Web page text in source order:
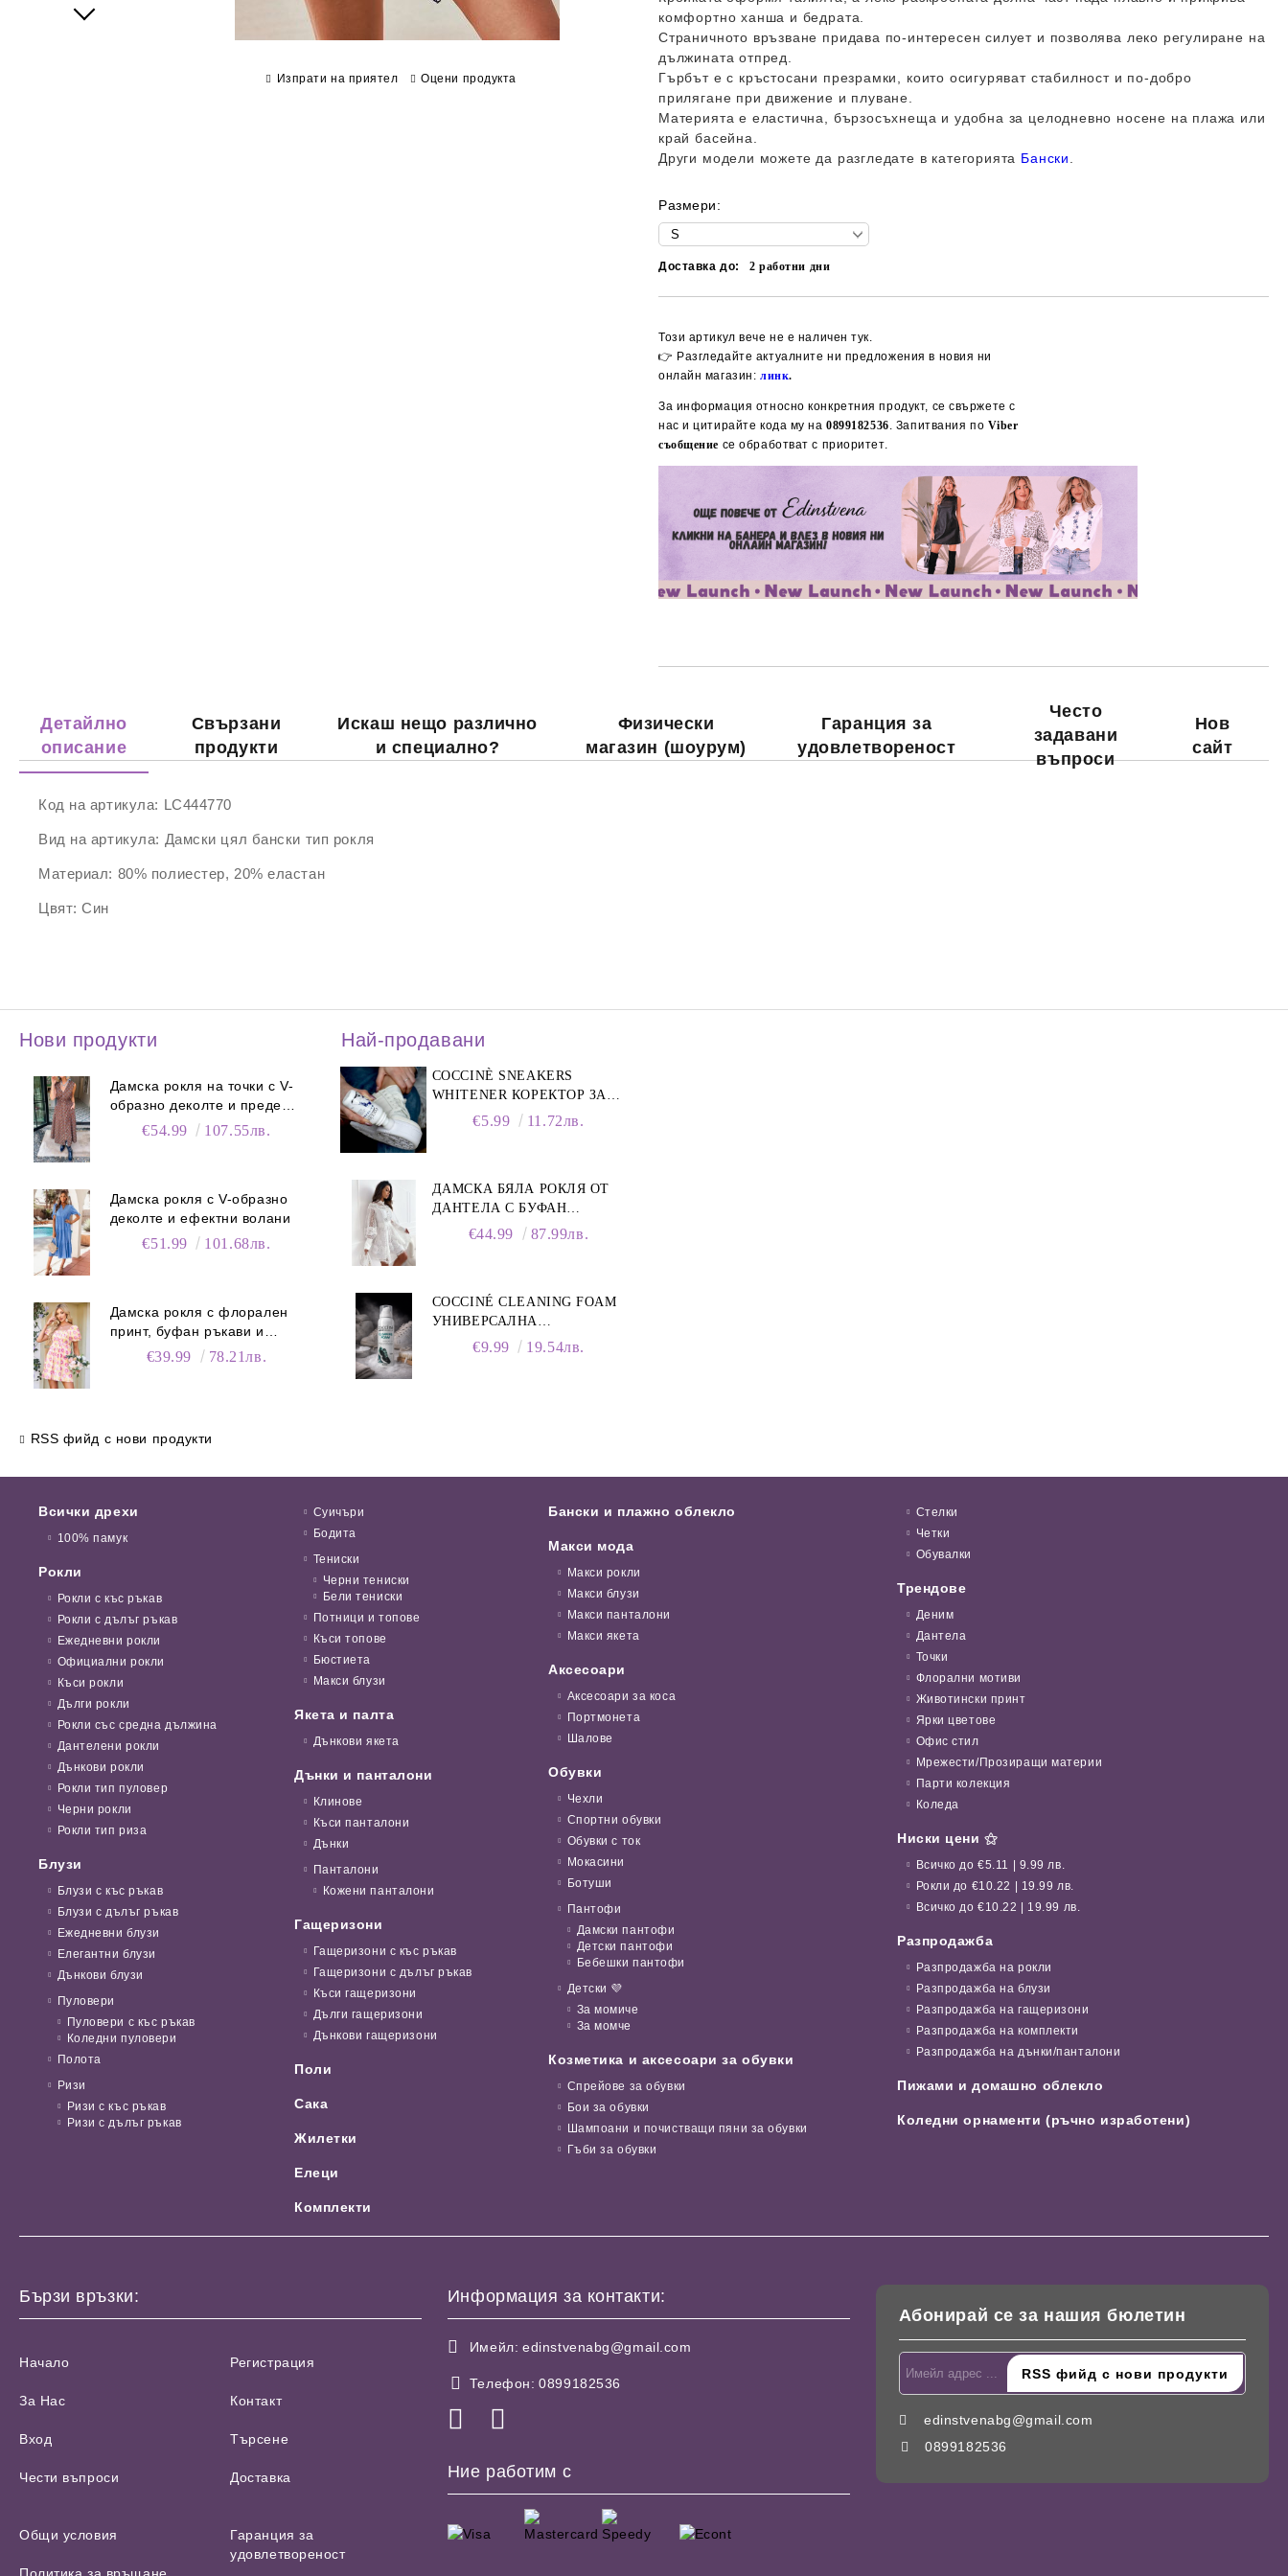
комфортно ханша и бедрата.
Страничното връзване придава по-интересен силует и позволява леко регулиране на
дължината отпред.
Гърбът е с кръстосани презрамки, които осигуряват стабилност и по-добро
прилягане при движение и плуване.
Материята е еластична, бързосъхнеща и удобна за целодневно носене на плажа или
край басейна.
Други модели можете да разгледате в категорията Бански .
Размери:
Доставка до: 2работни дни
Този артикул вече не е наличен тук.
👉 Разгледайте актуалните ни предложения в новия ни
онлайн магазин: линк.
За информация относно конкретния продукт, се свържете с
нас и цитирайте кода му на0899182536. Запитвания по Viber
съобщение се обработват с приоритет.
Изпрати на приятел Оцени продукта
Детайлно
описание
Свързани
продукти
Искаш нещо различно
и специално?
Физически
магазин (шоурум)
Гаранция за
удовлетвореност
Често
задавани
въпроси
Нов
сайт
Код на артикула: LC444770
Вид на артикула: Дамски цял бански тип рокля
Материал: 80% полиестер, 20% еластан
Цвят: Син
Нови продукти
Дамска рокля на точки с V-
образно деколте и преден
€54.99 107.55лв.
Дамска рокля с V-образно
деколте и ефектни волани
€51.99 101.68лв.
Дамска рокля с флорален
принт, буфан ръкави и
джобове€39.99 78.21лв.
RSS фийд с нови продукти
Най-продавани
COCCINÈ SNEAKERS
WHITENER КОРЕКТОР ЗА
БЕЛИ МАРАТОНКИ, 75 ML
€5.99 11.72лв.
ДАМСКА БЯЛА РОКЛЯ ОТ
ДАНТЕЛА С БУФАН
РЪКАВИ И ЯКА
€44.99 87.99лв.
COCCINÉ CLEANING FOAM
УНИВЕРСАЛНА
ПОЧИСТВАЩА ПЯНА ЗА
€9.99 19.54лв.
Всички дрехи
100% памук
Рокли
Рокли с къс ръкав
Рокли с дълъг ръкав
Ежедневни рокли
Официални рокли
Къси рокли
Дълги рокли
Рокли със средна дължина
Дантелени рокли
Дънкови рокли
Рокли тип пуловер
Черни рокли
Рокли тип риза
Блузи
Блузи с къс ръкав
Блузи с дълъг ръкав
Ежедневни блузи
Елегантни блузи
Дънкови блузи
Пуловери
Пуловери с къс ръкав
Коледни пуловери
Полота
Ризи
Ризи с къс ръкав
Ризи с дълъг ръкав
Суичъри
Бодита
Тениски
Черни тениски
Бели тениски
Потници и топове
Къси топове
Бюстиета
Макси блузи
Якета и палта
Дънкови якета
Дънки и панталони
Клинове
Къси панталони
Дънки
Панталони
Кожени панталони
Гащеризони
Гащеризони с къс ръкав
Гащеризони с дълъг ръкав
Къси гащеризони
Дълги гащеризони
Дънкови гащеризони
Поли
Сака
Жилетки
Елеци
Комплекти
Бански и плажно облекло
Макси мода
Макси рокли
Макси блузи
Макси панталони
Макси якета
Аксесоари
Аксесоари за коса
Портмонета
Шалове
Обувки
Чехли
Спортни обувки
Обувки с ток
Мокасини
Ботуши
Пантофи
Дамски пантофи
Детски пантофи
Бебешки пантофи
Детски 💜
За момиче
За момче
Козметика и аксесоари за обувки
Спрейове за обувки
Бои за обувки
Шампоани и почистващи пяни за обувки
Гъби за обувки
Стелки
Четки
Обувалки
Трендове
Деним
Дантела
Точки
Флорални мотиви
Животински принт
Ярки цветове
Офис стил
Мрежести/Прозиращи материи
Парти колекция
Коледа
Ниски цени ⚝
Всичко до €5.11 | 9.99 лв.
Рокли до €10.22 | 19.99 лв.
Всичко до €10.22 | 19.99 лв.
Разпродажба
Разпродажба на рокли
Разпродажба на блузи
Разпродажба на гащеризони
Разпродажба на комплекти
Разпродажба на дънки/панталони
Пижами и домашно облекло
Коледни орнаменти (ръчно изработени)
Бързи връзки:
Начало
За Нас
Вход
Чести въпроси
Регистрация
Контакт
Търсене
Доставка
Общи условия
Гаранция за
удовлетвореност
Информация за контакти:
Имейл: edinstvenabg@gmail.com
Телефон: 0899182536
Ние работим с
Абонирай се за нашия бюлетин
edinstvenabg@gmail.com
0899182536